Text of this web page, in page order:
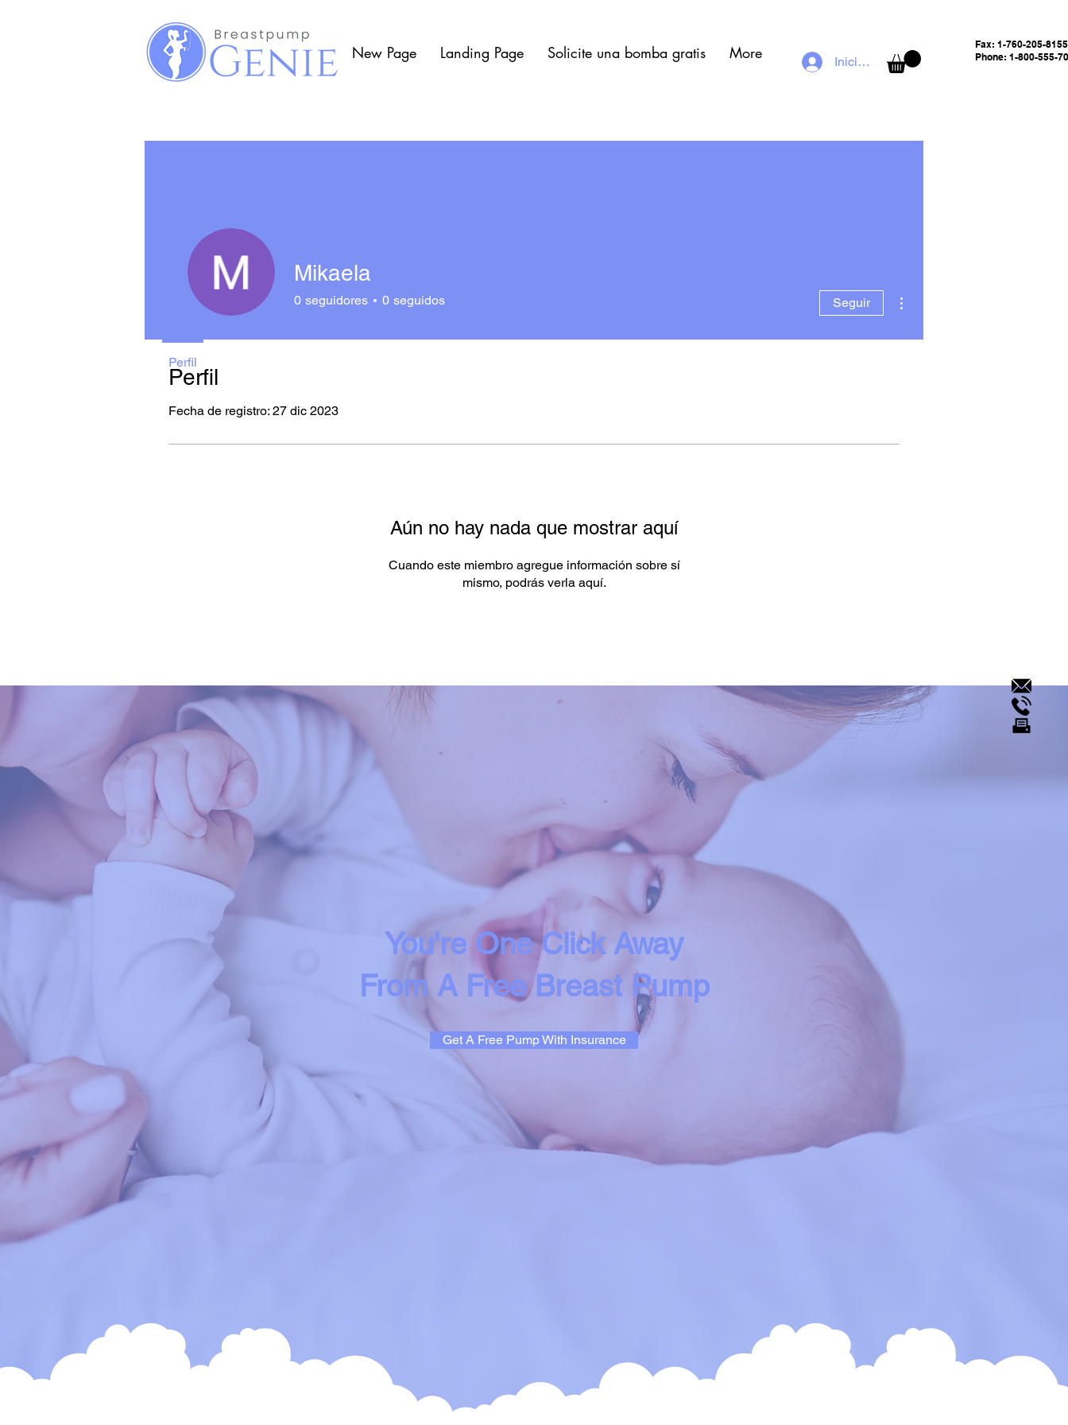
New Page Landing Page Solicite una bomba gratis More Iniciar sesión
Fax: 1-760-205-8155
Phone: 1-800-555-
Perfil
Fecha de registro: 27 dic 2023
Aún no hay nada que mostrar aquí
Cuando este miembro agregue información sobre sí
mismo, podrás verla aquí.
Mikaela
0 seguidores 0 seguidos Seguir
Perfil
You're One Click Away
From A Free Breast Pump
Get A Free Pump With Insurance